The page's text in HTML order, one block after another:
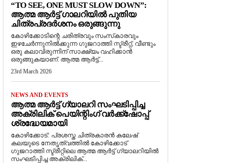
“TO SEE, ONE MUST SLOW DOWN”:
ആത്മ ആർട്ട് ഗാലറിയിൽ പുതിയ
ചിത്രപ്രദർശനം ഒരുങ്ങുന്നു
കോഴിക്കോടിന്റെ ചരിത്രവും സംസ്‌കാരവും
ഇഴചേർന്നുനിൽക്കുന്ന ഗുജറാത്തി സ്ട്രീറ്റ്, വീണ്ടും
ഒരു കലാവിരുന്നിന് സാക്ഷ്യം വഹിക്കാൻ
ഒരുങ്ങുകയാണ്. ആത്മ ആർട്ട്...
23rd March 2026
NEWS AND EVENTS
ആത്മ ആർട്ട് ഗ്യാലറി സംഘടിപ്പിച്ച
അക്രിലിക് പെയിന്റിംഗ് വർക്ക്‌ഷോപ്പ്
ശ്രദ്ധേയമായി
കോഴിക്കോട്: പ്രശസ്ത ചിത്രകാരൻ കലേഷ്
കലയുടെ നേതൃത്വത്തിൽ കോഴിക്കോട്
ഗുജറാത്തി സ്ട്രീറ്റിലെ ആത്മ ആർട്ട് ഗ്യാലറിയിൽ
സംഘടിപ്പിച്ച അക്രിലിക്...